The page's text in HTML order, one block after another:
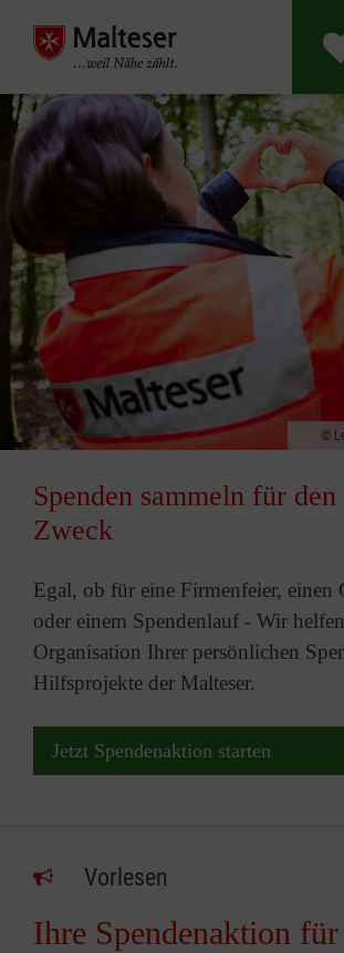
Spenden sammeln für den
Zweck
Egal, ob für eine Firmenfeier, einen
oder einem Spendenlauf - Wir
Organisation Ihrer persönlichen
Hilfsprojekte der Malteser.
Jetzt Spendenaktion starten
Vorlesen
Ihre Spendenaktion